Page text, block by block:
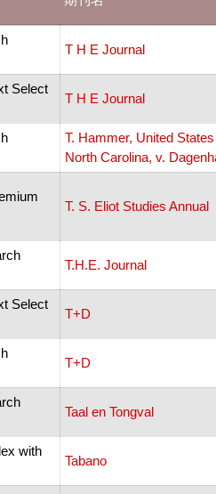
T H E Journal
Select
T H E Journal
T. Hammer, United
North Carolina, v.
T. S. Eliot Studies Annual
T.H.E. Journal
Select
T+D
T+D
Taal en Tongval
with
Tabano